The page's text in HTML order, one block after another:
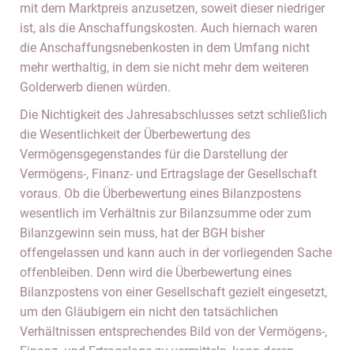
mit dem Marktpreis anzusetzen, soweit dieser niedriger
ist, als die Anschaffungskosten. Auch hiernach waren
die Anschaffungsnebenkosten in dem Umfang nicht
mehr werthaltig, in dem sie nicht mehr dem weiteren
Golderwerb dienen würden.
Die Nichtigkeit des Jahresabschlusses setzt schließlich
die Wesentlichkeit der Überbewertung des
Vermögensgegenstandes für die Darstellung der
Vermögens-, Finanz- und Ertragslage der Gesellschaft
voraus. Ob die Überbewertung eines Bilanzpostens
wesentlich im Verhältnis zur Bilanzsumme oder zum
Bilanzgewinn sein muss, hat der BGH bisher
offengelassen und kann auch in der vorliegenden Sache
offenbleiben. Denn wird die Überbewertung eines
Bilanzpostens von einer Gesellschaft gezielt eingesetzt,
um den Gläubigern ein nicht den tatsächlichen
Verhältnissen entsprechendes Bild von der Vermögens-,